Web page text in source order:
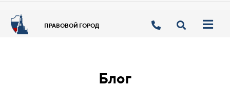
ПРАВОВОЙ ГОРОД
Блог